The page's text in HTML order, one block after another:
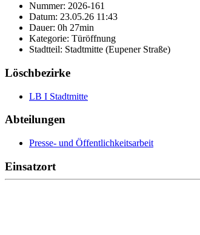
Nummer: 2026-161
Datum: 23.05.26 11:43
Dauer: 0h 27min
Kategorie: Türöffnung
Stadtteil: Stadtmitte (Eupener Straße)
Löschbezirke
LB I Stadtmitte
Abteilungen
Presse- und Öffentlichkeitsarbeit
Einsatzort